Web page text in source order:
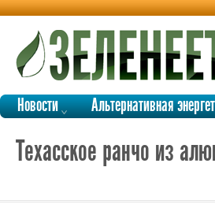
Новости Альтернативная
Техасское ранчо из